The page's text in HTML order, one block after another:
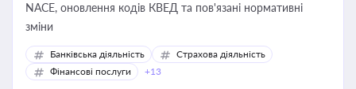
NACE, оновлення кодів КВЕД та пов'язані нормативні
зміни
Банківська діяльність
Страхова діяльність
Фінансові послуги
+13